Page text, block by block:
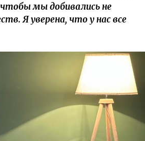
мы добивались не
Я уверена, что у нас все